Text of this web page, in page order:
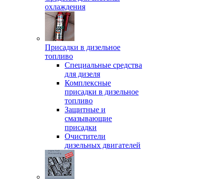
охлаждения
Присадки в дизельное
топливо
Спeциальные средства
для дизеля
Комплексные
присадки в дизельное
топливо
Защитные и
смазывающие
присадки
Очистители
дизельных двигателей